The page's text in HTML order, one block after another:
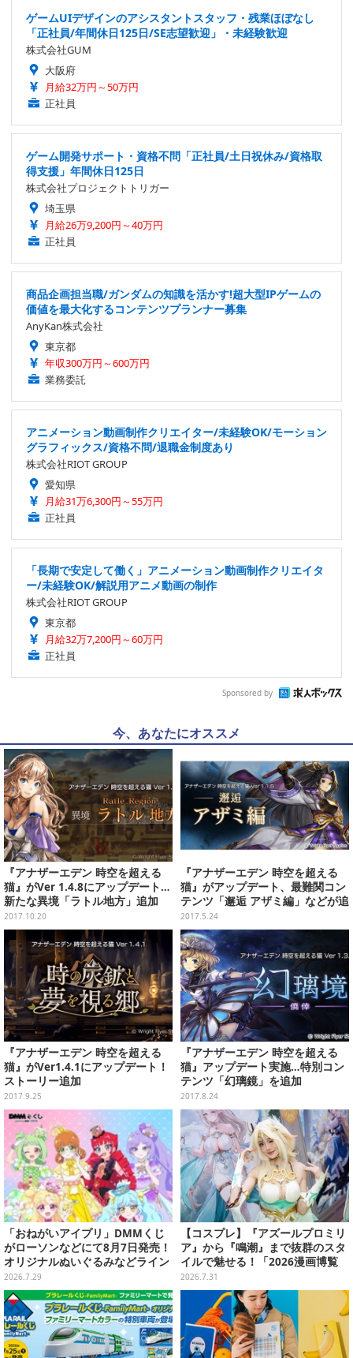
ゲームUIデザインのアシスタントスタッフ・残業ほぼなし
「正社員/年間休日125日/SE志望歓迎」・未経験歓迎
株式会社GUM
大阪府
月給32万円～50万円
正社員
ゲーム開発サポート・資格不問「正社員/土日祝休み/資格取
得支援」年間休日125日
株式会社プロジェクトトリガー
埼玉県
月給26万9,200円～40万円
正社員
商品企画担当職/ガンダムの知識を活かす!超大型IPゲームの
価値を最大化するコンテンツプランナー募集
AnyKan株式会社
東京都
年収300万円～600万円
業務委託
アニメーション動画制作クリエイター/未経験OK/モーション
グラフィックス/資格不問/退職金制度あり
株式会社RIOT GROUP
愛知県
月給31万6,300円～55万円
正社員
「長期で安定して働く」アニメーション動画制作クリエイタ
ー/未経験OK/解説用アニメ動画の制作
株式会社RIOT GROUP
東京都
月給32万7,200円～60万円
正社員
Sponsored by
今、あなたにオススメ
『アナザーエデン 時空を超える
猫』がVer 1.4.8にアップデート…
新たな異境「ラトル地方」追加
2017.10.20
『アナザーエデン 時空を超える
猫』がアップデート、最難関コン
テンツ「邂逅 アザミ編」などが追
加
2017.5.24
『アナザーエデン 時空を超える
猫』がVer1.4.1にアップデート！
ストーリー追加
2017.9.25
『アナザーエデン 時空を超える
猫』アップデート実施…特別コン
テンツ「幻璃鏡」を追加
2017.8.24
「おねがいアイプリ」DMMくじ
がローソンなどにて8月7日発売！
オリジナルぬいぐるみなどライン
ナップ、各等賞にスペシャルアイ
プリカードが付属
2026.7.29
【コスプレ】『アズールプロミリ
ア』から『鳴潮』まで抜群のスタ
イルで魅せる！「2026漫画博覧
会」百花繚乱の台湾美女12選【写
真37枚】
2026.7.31